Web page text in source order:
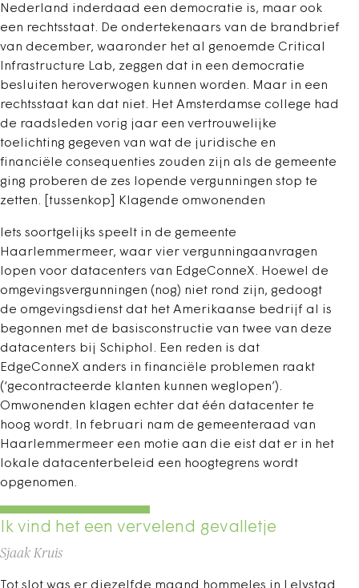
Nederland inderdaad een democratie is, maar ook
een rechtsstaat. De ondertekenaars van de brandbrief
van december, waaronder het al genoemde Critical
Infrastructure Lab, zeggen dat in een democratie
besluiten heroverwogen kunnen worden. Maar in een
rechtsstaat kan dat niet. Het Amsterdamse college had
de raadsleden vorig jaar een vertrouwelijke
toelichting gegeven van wat de juridische en
financiële consequenties zouden zijn als de gemeente
ging proberen de zes lopende vergunningen stop te
zetten. [tussenkop] Klagende omwonenden
Iets soortgelijks speelt in de gemeente
Haarlemmermeer, waar vier vergunningaanvragen
lopen voor datacenters van EdgeConneX. Hoewel de
omgevingsvergunningen (nog) niet rond zijn, gedoogt
de omgevingsdienst dat het Amerikaanse bedrijf al is
begonnen met de basisconstructie van twee van deze
datacenters bij Schiphol. Een reden is dat
EdgeConneX anders in financiële problemen raakt
(‘gecontracteerde klanten kunnen weglopen’).
Omwonenden klagen echter dat één datacenter te
hoog wordt. In februari nam de gemeenteraad van
Haarlemmermeer een motie aan die eist dat er in het
lokale datacenterbeleid een hoogtegrens wordt
opgenomen.
Ik vind het een vervelend gevalletje
Sjaak Kruis
Tot slot was er diezelfde maand hommeles in Lelystad.